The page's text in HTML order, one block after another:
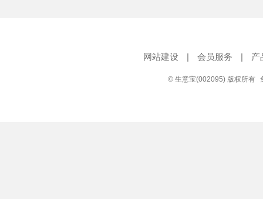
网站建设 | 会员服务 | 产
© 生意宝(002095) 版权所有